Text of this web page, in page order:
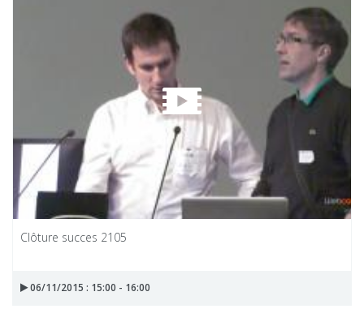
Clôture succes 2105
06/11/2015 : 15:00 - 16:00